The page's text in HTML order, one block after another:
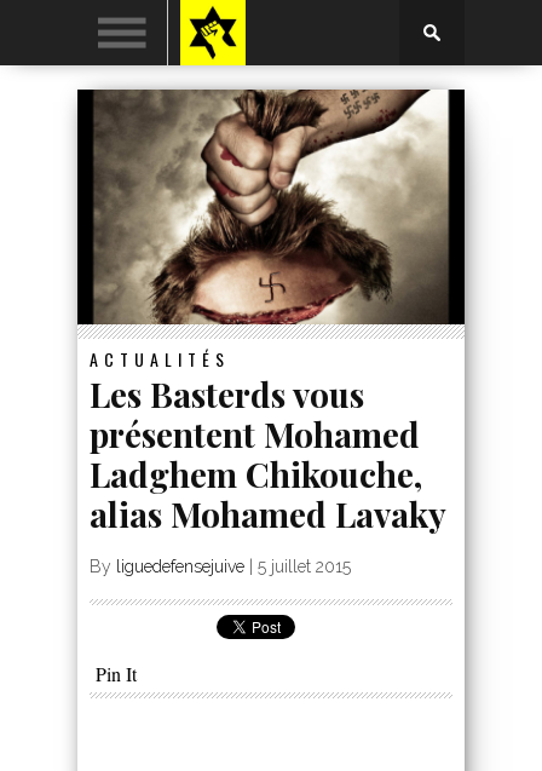
ACTUALITÉS
Les Basterds vous
présentent Mohamed
Ladghem Chikouche,
alias Mohamed Lavaky
By liguedefensejuive 5 juillet 2015
Pin It